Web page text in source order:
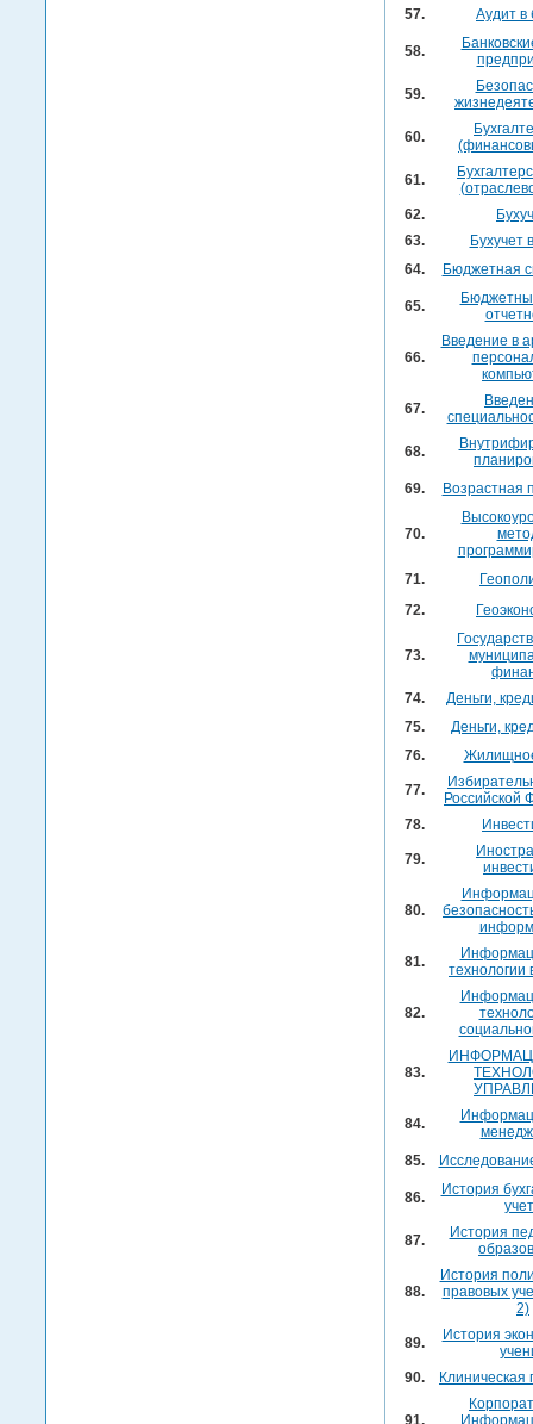
57.
Аудит в
58.
59.
60.
61.
62.
63.
Бухучет
64.
Бюджетная
65.
66.
Введение в
67.
68.
69.
Возрастная
70.
71.
72.
73.
74.
Деньги,
75.
Деньги,
76.
77.
Российской
78.
79.
80.
81.
технологии
82.
83.
84.
85.
86.
История
87.
История
88.
История
правовых
2)
89.
История
90.
Клиническая
91.